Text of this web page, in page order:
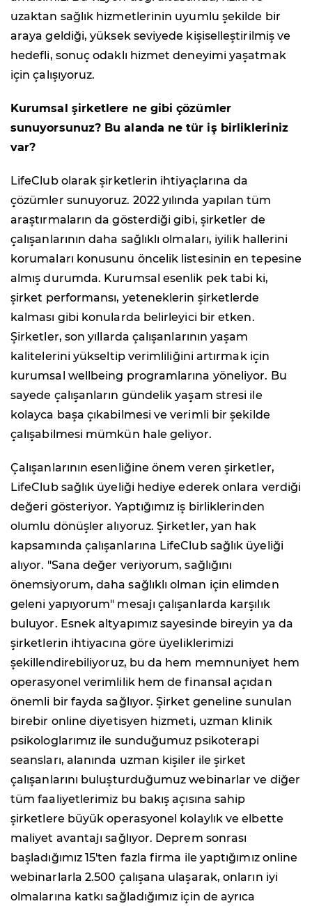
uzaktan sağlık hizmetlerinin uyumlu şekilde bir
araya geldiği, yüksek seviyede kişiselleştirilmiş ve
hedefli, sonuç odaklı hizmet deneyimi yaşatmak
için çalışıyoruz.
Kurumsal şirketlere ne gibi çözümler
sunuyorsunuz? Bu alanda ne tür iş birlikleriniz
var?
LifeClub olarak şirketlerin ihtiyaçlarına da
çözümler sunuyoruz. 2022 yılında yapılan tüm
araştırmaların da gösterdiği gibi, şirketler de
çalışanlarının daha sağlıklı olmaları, iyilik hallerini
korumaları konusunu öncelik listesinin en tepesine
almış durumda. Kurumsal esenlik pek tabi ki,
şirket performansı, yeteneklerin şirketlerde
kalması gibi konularda belirleyici bir etken.
Şirketler, son yıllarda çalışanlarının yaşam
kalitelerini yükseltip verimliliğini artırmak için
kurumsal wellbeing programlarına yöneliyor. Bu
sayede çalışanların gündelik yaşam stresi ile
kolayca başa çıkabilmesi ve verimli bir şekilde
çalışabilmesi mümkün hale geliyor.
Çalışanlarının esenliğine önem veren şirketler,
LifeClub sağlık üyeliği hediye ederek onlara verdiği
değeri gösteriyor. Yaptığımız iş birliklerinden
olumlu dönüşler alıyoruz. Şirketler, yan hak
kapsamında çalışanlarına LifeClub sağlık üyeliği
alıyor. "Sana değer veriyorum, sağlığını
önemsiyorum, daha sağlıklı olman için elimden
geleni yapıyorum" mesajı çalışanlarda karşılık
buluyor. Esnek altyapımız sayesinde bireyin ya da
şirketlerin ihtiyacına göre üyeliklerimizi
şekillendirebiliyoruz, bu da hem memnuniyet hem
operasyonel verimlilik hem de finansal açıdan
önemli bir fayda sağlıyor. Şirket geneline sunulan
birebir online diyetisyen hizmeti, uzman klinik
psikologlarımız ile sunduğumuz psikoterapi
seansları, alanında uzman kişiler ile şirket
çalışanlarını buluşturduğumuz webinarlar ve diğer
tüm faaliyetlerimiz bu bakış açısına sahip
şirketlere büyük operasyonel kolaylık ve elbette
maliyet avantajı sağlıyor. Deprem sonrası
başladığımız 15'ten fazla firma ile yaptığımız online
webinarlarla 2.500 çalışana ulaşarak, onların iyi
olmalarına katkı sağladığımız için de ayrıca